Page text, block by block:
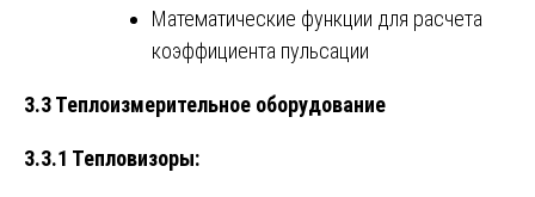
Математические функции для расчета
коэффициента пульсации
3.3 Теплоизмерительное оборудование
3.3.1 Тепловизоры: